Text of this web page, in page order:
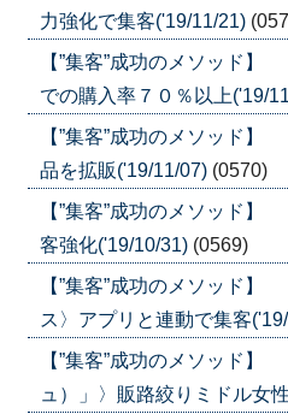
力強化で集客('19/11/21)
【”集客”成功のメソッド】
での購入率７０％以上('19/
【”集客”成功のメソッド
品を拡販('19/11/07) (0570)
【”集客”成功のメソッド
客強化('19/10/31) (0569)
【”集客”成功のメソッド
ス〉アプリと連動で集客
【”集客”成功のメソッド】
ュ）」〉販路絞りミドル女